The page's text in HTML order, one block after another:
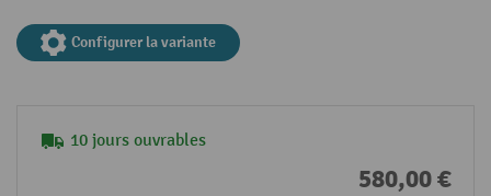
Configurer la variante
10 jours ouvrables
580,00 €